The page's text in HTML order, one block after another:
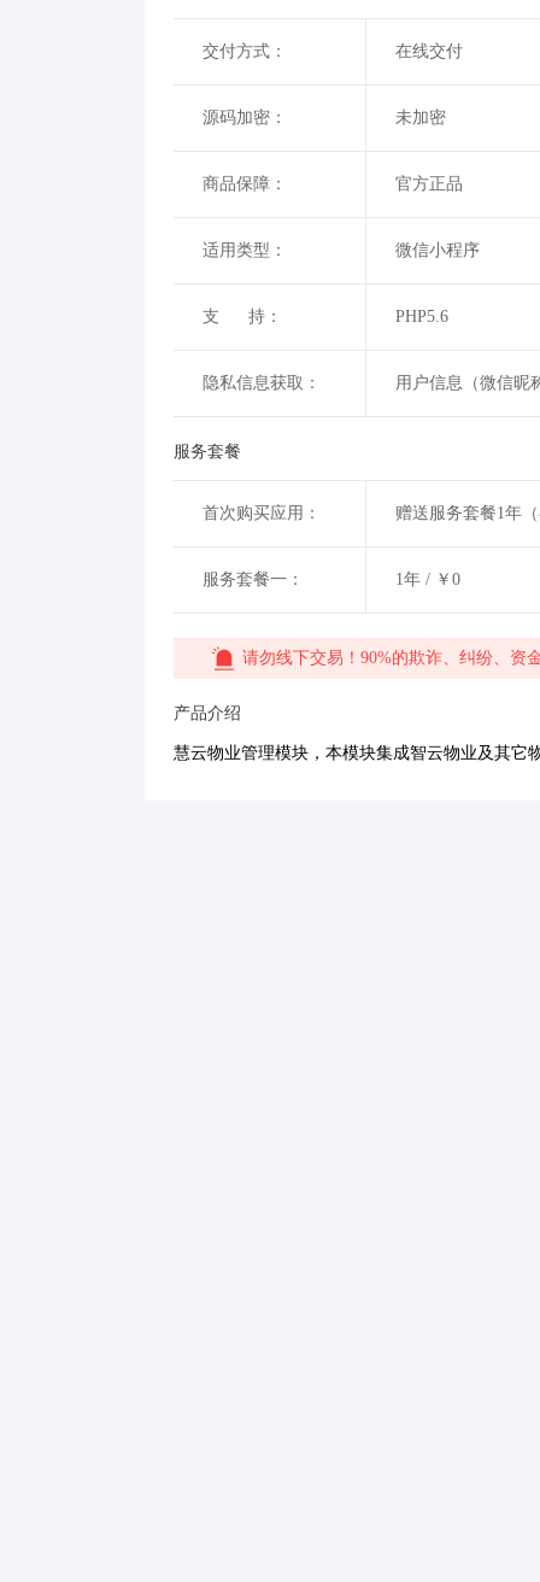
交付方式： 在线交付
源码加密： 未加密
商品保障： 官方正品
适用类型： 微信小程序
支 持： PHP5.6
隐私信息获取： 用户信息（微信昵
服务套餐
首次购买应用： 赠送服务套餐1年
服务套餐一： 1年 / ￥0
请勿线下交易！90%的欺诈、纠纷、资
产品介绍
慧云物业管理模块，本模块集成智云物业及其它